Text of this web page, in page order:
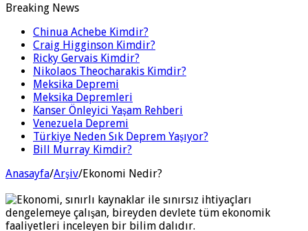
Breaking News
Chinua Achebe Kimdir?
Craig Higginson Kimdir?
Ricky Gervais Kimdir?
Nikolaos Theocharakis Kimdir?
Meksika Depremi
Meksika Depremleri
Kanser Önleyici Yaşam Rehberi
Venezuela Depremi
Türkiye Neden Sık Deprem Yaşıyor?
Bill Murray Kimdir?
Anasayfa/Arşiv/Ekonomi Nedir?